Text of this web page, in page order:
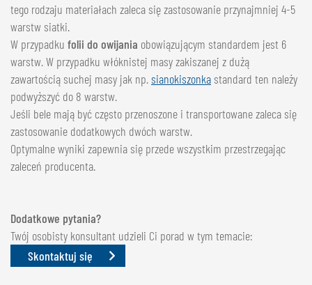
tego rodzaju materiałach zaleca się zastosowanie przynajmniej 4-5
warstw siatki.
W przypadku folii do owijania obowiązującym standardem jest 6
warstw. W przypadku włóknistej masy zakiszanej z dużą
zawartością suchej masy jak np. sianokiszonka standard ten należy
podwyższyć do 8 warstw.
Jeśli bele mają być często przenoszone i transportowane zaleca się
zastosowanie dodatkowych dwóch warstw.
Optymalne wyniki zapewnia się przede wszystkim przestrzegając
zaleceń producenta.
Dodatkowe pytania?
Twój osobisty konsultant udzieli Ci porad w tym temacie:
Skontaktuj się